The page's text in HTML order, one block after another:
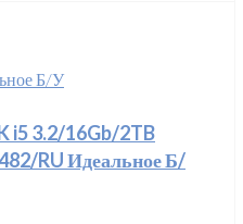
Б/У
i5 3.2/16Gb/2TB
RU Идеальное Б/